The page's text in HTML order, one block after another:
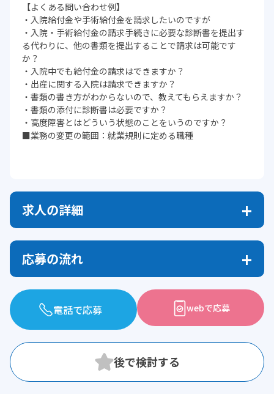
【よくある問い合わせ例】
・入院給付金や手術給付金を請求したいのですが
・入院・手術給付金の請求手続きに必要な診断書を提出す
る代わりに、他の書類を提出することで請求は可能です
か？
・入院中でも給付金の請求はできますか？
・出産に関する入院は請求できますか？
・書類の書き方がわからないので、教えてもらえますか？
・書類の添付に診断書は必要ですか？
・高度障害とはどういう状態のことをいうのですか？
■業務の変更の範囲：就業規則に定める職種
求人の詳細
応募の流れ
電話で応募 webで応募